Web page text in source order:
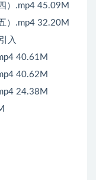
）.mp4 45.09M
）.mp4 32.20M
入
40.61M
40.62M
24.38M